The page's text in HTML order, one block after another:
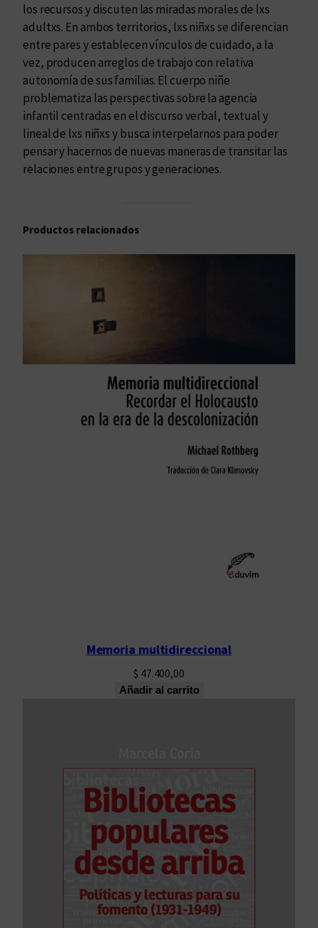
los recursos y discuten las miradas morales de lxs
adultxs. En ambos territorios, lxs niñxs se diferencian
entre pares y establecen vínculos de cuidado, a la
vez, producen arreglos de trabajo con relativa
autonomía de sus familias. El cuerpo niñe
problematiza las perspectivas sobre la agencia
infantil centradas en el discurso verbal, textual y
lineal de lxs niñxs y busca interpelarnos para poder
pensar y hacernos de nuevas maneras de transitar las
relaciones entre grupos y generaciones.
Productos relacionados
Memoria multidireccional
$ 47.400,00
Añadir al carrito